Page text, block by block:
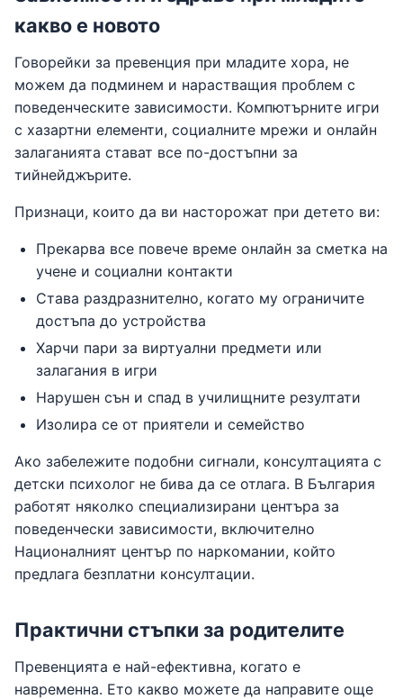
какво е новото
Говорейки за превенция при младите хора, не
можем да подминем и нарастващия проблем с
поведенческите зависимости. Компютърните игри
с хазартни елементи, социалните мрежи и онлайн
залаганията стават все по-достъпни за
тийнейджърите.
Признаци, които да ви насторожат при детето ви:
Прекарва все повече време онлайн за сметка на
учене и социални контакти
Става раздразнително, когато му ограничите
достъпа до устройства
Харчи пари за виртуални предмети или
залагания в игри
Нарушен сън и спад в училищните резултати
Изолира се от приятели и семейство
Ако забележите подобни сигнали, консултацията с
детски психолог не бива да се отлага. В България
работят няколко специализирани центъра за
поведенчески зависимости, включително
Националният център по наркомании, който
предлага безплатни консултации.
Практични стъпки за родителите
Превенцията е най-ефективна, когато е
навременна. Ето какво можете да направите още